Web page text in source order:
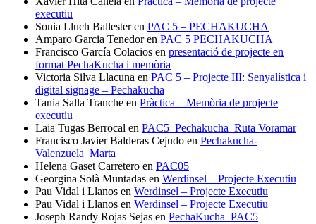
executiu
Sonia Lluch Ballesteren PAC 5 – PECHAKUCHA
Amparo Garcia Tenedoren PAC 5 PECHAKUCHA
Francisco García Colacios en presentació de projecte en
format PechaKucha i memòria
Victoria Silva Llacuna en PAC 5 – Projecte III: Senyalística i
digital signage – Pechakucha
Tania Salla Tranche en Pràctica – Memòria de projecte
executiu
Laia Tugas Berrocal en PAC5_Pechakucha_Ruta Voramar
Francisco Javier Balderas Cejudo en Pechakucha-
Valenzuela_Marta
Helena Gaset Carretero en PAC05
Georgina Solà Muntadas en Werdinsel – Projecte Executiu
Pau Vidal i Llanos en Werdinsel – Projecte Executiu
Pau Vidal i Llanos en Werdinsel – Projecte Executiu
Joseph Randy Rojas Sejas en PechaKucha_PAC5